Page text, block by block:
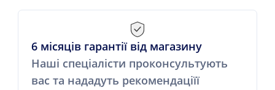
6 місяців гарантії від магазину
Наші спеціалісти проконсультують
вас та нададуть рекомендаціїї